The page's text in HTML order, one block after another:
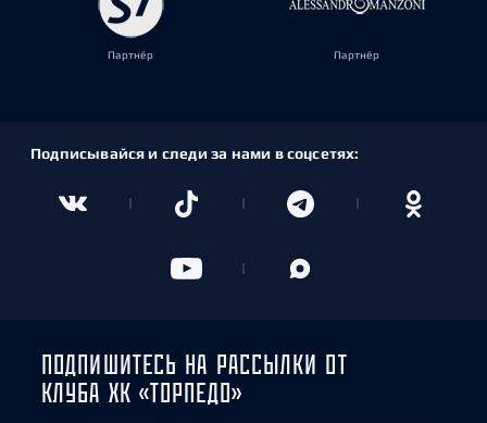
Партнёр Партнёр
Подписывайся и следи за нами в соцсетях:
ПОДПИШИТЕСЬ НА РАССЫЛКИ ОТ
КЛУБА ХК «ТОРПЕДО»